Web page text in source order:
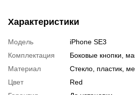
Характеристики
Модель
iPhone SE3
Комплектация
Боковые кнопки,
Материал
Стекло, пластик,
Цвет
Red